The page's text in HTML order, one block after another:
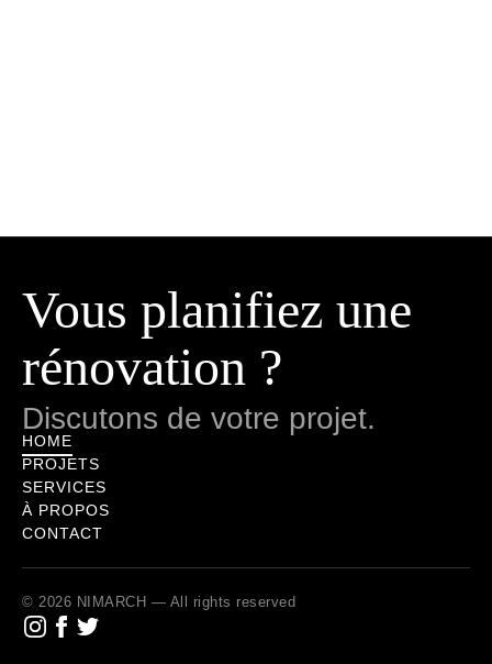
Vous planifiez une
rénovation ?
Discutons de votre projet.
HOME
PROJETS
SERVICES
À PROPOS
CONTACT
© 2026 NIMARCH — All rights reserved